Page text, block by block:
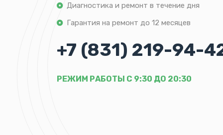
Диагностика и ремонт в течение дня
Гарантия на ремонт до 12 месяцев
+7 (831) 219-94-
РЕЖИМ РАБОТЫ С 9:30 ДО 20:30